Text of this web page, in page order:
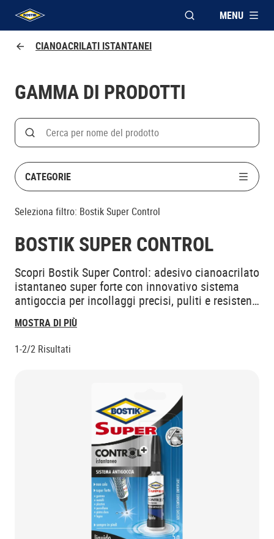
UHU logo
APRI FINESTRA
MENU
CIANOACRILATI ISTANTANEI
GAMMA DI PRODOTTI
Search
Cerca
CATEGORIE
Seleziona filtro: Bostik Super Control
BOSTIK SUPER CONTROL
Scopri Bostik Super Control: adesivo cianoacrilato
istantaneo super forte con innovativo sistema
antigoccia per incollaggi precisi, puliti e resistenti
all’acqua su molti materiali
MOSTRA DI PIÙ
1-2/2 Risultati